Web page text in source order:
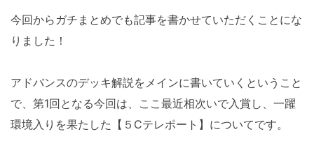
今回からガチまとめでも記事を書かせていただくことにな
りました！
アドバンスのデッキ解説をメインに書いていくということ
で、第1回となる今回は、ここ最近相次いで入賞し、一躍
環境入りを果たした【５Cテレポート】についてです。